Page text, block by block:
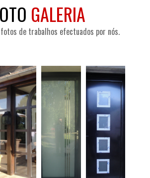
GALERIA
de trabalhos efectuados por nós.